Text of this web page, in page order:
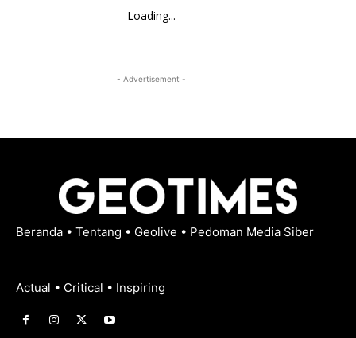
Loading...
- Advertisement -
Beranda • Tentang • Geolive • Pedoman Media Siber
Actual • Critical • Inspiring